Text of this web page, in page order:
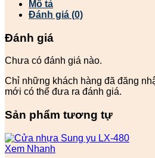
Mô tả
Đánh giá (0)
Đánh giá
Chưa có đánh giá nào.
Chỉ những khách hàng đã đăng
mới có thể đưa ra đánh giá.
Sản phẩm tương tự
Xem Nhanh